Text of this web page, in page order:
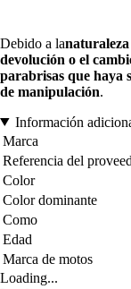
Debido a lanaturaleza
devolución o el
parabrisas que haya
de manipulación.
Información
Marca
Referencia del
Color
Color dominante
Como
Edad
Marca de motos
Loading...